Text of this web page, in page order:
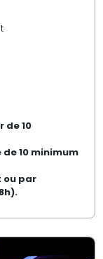
de 10
10 minimum
ou par